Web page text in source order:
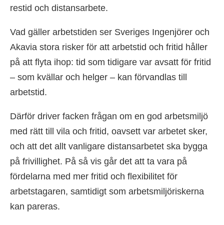
restid och distansarbete.
Vad gäller arbetstiden ser Sveriges Ingenjörer och
Akavia stora risker för att arbetstid och fritid håller
på att flyta ihop: tid som tidigare var avsatt för fritid
– som kvällar och helger – kan förvandlas till
arbetstid.
Därför driver facken frågan om en god arbetsmiljö
med rätt till vila och fritid, oavsett var arbetet sker,
och att det allt vanligare distansarbetet ska bygga
på frivillighet. På så vis går det att ta vara på
fördelarna med mer fritid och flexibilitet för
arbetstagaren, samtidigt som arbetsmiljöriskerna
kan pareras.